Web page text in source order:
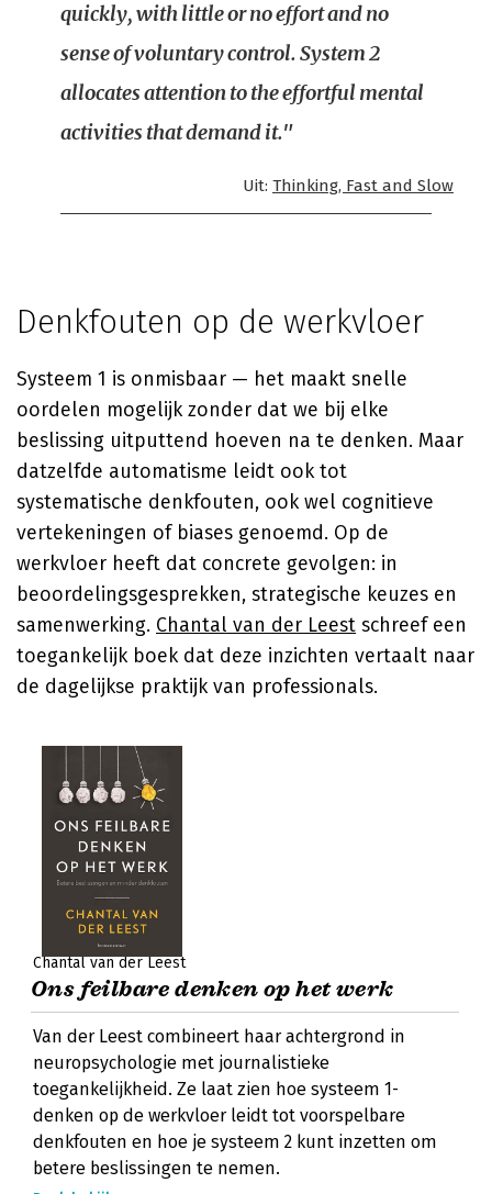
quickly, with little or no effort and no
sense of voluntary control. System 2
allocates attention to the effortful mental
activities that demand it."
Uit: Thinking, Fast and Slow
Denkfouten op de werkvloer
Systeem 1 is onmisbaar — het maakt snelle
oordelen mogelijk zonder dat we bij elke
beslissing uitputtend hoeven na te denken. Maar
datzelfde automatisme leidt ook tot
systematische denkfouten, ook wel cognitieve
vertekeningen of biases genoemd. Op de
werkvloer heeft dat concrete gevolgen: in
beoordelingsgesprekken, strategische keuzes en
samenwerking. Chantal van der Leest schreef een
toegankelijk boek dat deze inzichten vertaalt naar
de dagelijkse praktijk van professionals.
Chantal van der Leest
Ons feilbare denken op het werk
Van der Leest combineert haar achtergrond in
neuropsychologie met journalistieke
toegankelijkheid. Ze laat zien hoe systeem 1-
denken op de werkvloer leidt tot voorspelbare
denkfouten en hoe je systeem 2 kunt inzetten om
betere beslissingen te nemen.